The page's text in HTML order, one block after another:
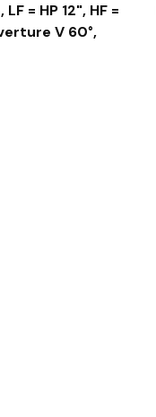
= HP 12", HF =
V 60°,